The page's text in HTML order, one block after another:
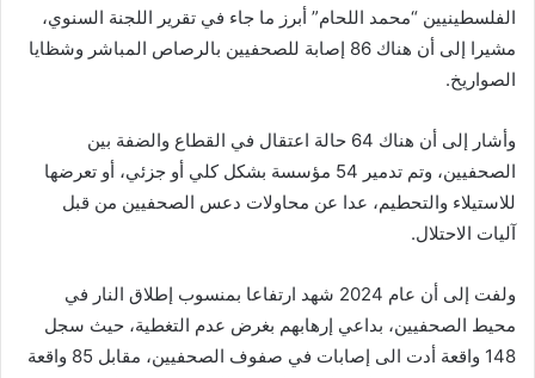
الفلسطينيين “محمد اللحام” أبرز ما جاء في تقرير اللجنة السنوي،
مشيرا إلى أن هناك 86 إصابة للصحفيين بالرصاص المباشر وشظايا
الصواريخ.
وأشار إلى أن هناك 64 حالة اعتقال في القطاع والضفة بين
الصحفيين، وتم تدمير 54 مؤسسة بشكل كلي أو جزئي، أو تعرضها
للاستيلاء والتحطيم، عدا عن محاولات دعس الصحفيين من قبل
آليات الاحتلال.
ولفت إلى أن عام 2024 شهد ارتفاعا بمنسوب إطلاق النار في
محيط الصحفيين، بداعي إرهابهم بغرض عدم التغطية، حيث سجل
148 واقعة أدت الى إصابات في صفوف الصحفيين، مقابل 85 واقعة